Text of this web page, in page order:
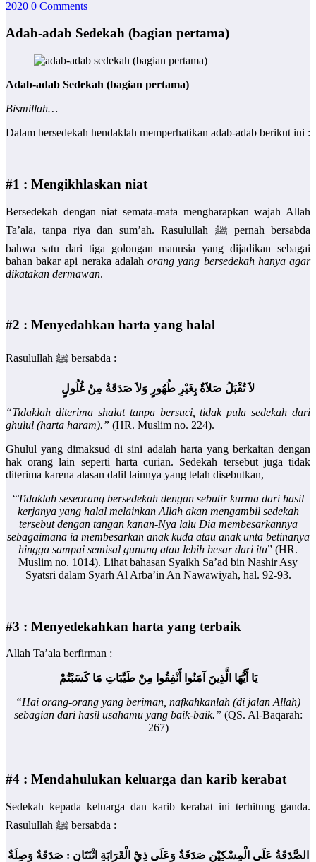
2020 0 Comments
Adab-adab Sedekah (bagian pertama)
Adab-adab Sedekah (bagian pertama)
Bismillah…
Dalam bersedekah hendaklah memperhatikan adab-adab berikut ini :
#1 : Mengikhlaskan niat
Bersedekah dengan niat semata-mata mengharapkan wajah Allah
Ta’ala, tanpa riya dan sum’ah. Rasulullah ﷺ pernah bersabda
bahwa satu dari tiga golongan manusia yang dijadikan sebagai
bahan bakar api neraka adalahorang yang bersedekah hanya agar
dikatakan dermawan.
#2 : Menyedahkan harta yang halal
Rasulullah ﷺ bersabda :
لاَ تُقْبَلُ صَلاَةٌ بِغَيْرِ طُهُورٍ وَلاَ صَدَقَةٌ مِنْ غُلُولٍ
“Tidaklah diterima shalat tanpa bersuci, tidak pula sedekah dari
ghulul (harta haram).” (HR. Muslim no. 224).
Ghulul yang dimaksud di sini adalah harta yang berkaitan dengan
hak orang lain seperti harta curian. Sedekah tersebut juga tidak
diterima karena alasan dalil lainnya yang telah disebutkan,
“Tidaklah seseorang bersedekah dengan sebutir kurma dari hasil
kerjanya yang halal melainkan Allah akan mengambil sedekah
tersebut dengan tangan kanan-Nya lalu Dia membesarkannya
sebagaimana ia membesarkan anak kuda atau anak unta betinanya
hingga sampai semisal gunung atau lebih besar dari itu” (HR.
Muslim no. 1014). Lihat bahasan Syaikh Sa’ad bin Nashir Asy
Syatsri dalam Syarh Al Arba’in An Nawawiyah, hal. 92-93.
#3 : Menyedekahkan harta yang terbaik
Allah Ta’ala berfirman :
يَا أَيُّهَا الَّذِينَ آمَنُوا أَنْفِقُوا مِنْ طَيِّبَاتِ مَا كَسَبْتُمْ
“Hai orang-orang yang beriman, nafkahkanlah (di jalan Allah)
sebagian dari hasil usahamu yang baik-baik.” (QS. Al-Baqarah:
267)
#4 : Mendahulukan keluarga dan karib kerabat
Sedekah kepada keluarga dan karib kerabat ini terhitung ganda.
Rasulullah ﷺ bersabda :
الصَّدَقَةُ عَلَى الْمِسْكِيْنِ صَدَقَةٌ وَعَلَى ذِيْ الْقَرَابَةِ اثْنَتَانِ : صَدَقَةٌ وَصِلَةٌ